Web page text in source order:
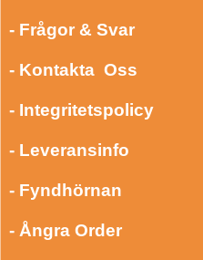
- Frågor & Svar
- Kontakta Oss
- Integritetspolicy
- Leveransinfo
- Fyndhörnan
- Ångra Order